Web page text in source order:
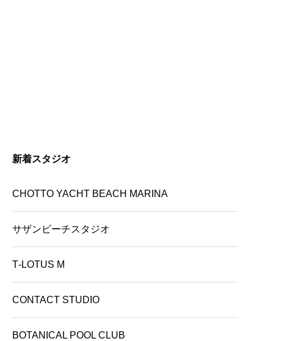
新着スタジオ
CHOTTO YACHT BEACH MARINA
サザンビーチスタジオ
T‑LOTUS M
CONTACT STUDIO
BOTANICAL POOL CLUB